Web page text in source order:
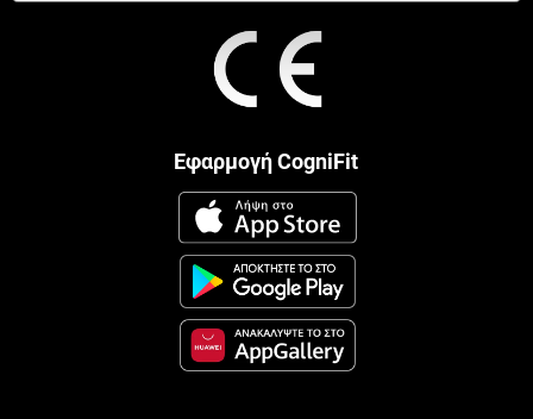
Εφαρμογή CogniFit